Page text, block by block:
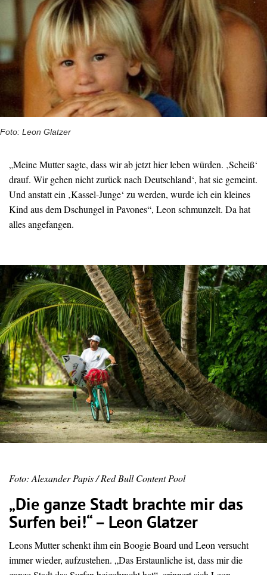
Foto: Leon Glatzer
„Meine Mutter sagte, dass wir ab jetzt hier leben würden. ‚Scheiß‘
drauf. Wir gehen nicht zurück nach Deutschland‘, hat sie gemeint.
Und anstatt ein ‚Kassel-Junge‘ zu werden, wurde ich ein kleines
Kind aus dem Dschungel in Pavones“, Leon schmunzelt. Da hat
alles angefangen.
Foto: Alexander Papis / Red Bull Content Pool
„Die ganze Stadt brachte mir das
Surfen bei!“ – Leon Glatzer
Leons Mutter schenkt ihm ein Boogie Board und Leon versucht
immer wieder, aufzustehen. „Das Erstaunliche ist, dass mir die